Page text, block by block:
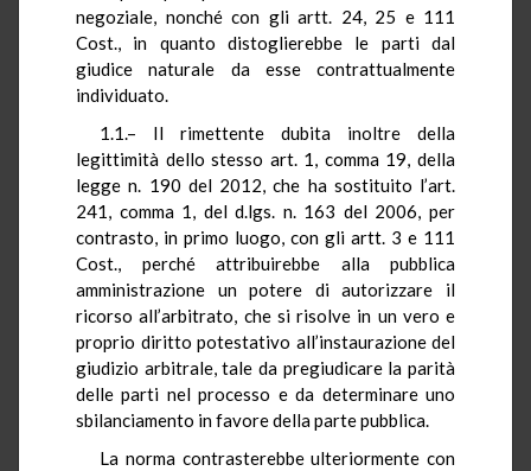
negoziale, nonché con gli artt. 24, 25 e 111
Cost., in quanto distoglierebbe le parti dal
giudice naturale da esse contrattualmente
individuato.
1.1.– Il rimettente dubita inoltre della
legittimità dello stesso art. 1, comma 19, della
legge n. 190 del 2012, che ha sostituito l’art.
241, comma 1, del d.lgs. n. 163 del 2006, per
contrasto, in primo luogo, con gli artt. 3 e 111
Cost., perché attribuirebbe alla pubblica
amministrazione un potere di autorizzare il
ricorso all’arbitrato, che si risolve in un vero e
proprio diritto potestativo all’instaurazione del
giudizio arbitrale, tale da pregiudicare la parità
delle parti nel processo e da determinare uno
sbilanciamento in favore della parte pubblica.
La norma contrasterebbe ulteriormente con